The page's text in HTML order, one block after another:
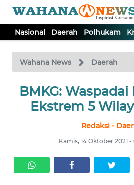
Nasional Daerah Polhukam
Wahana News Daerah
BMKG:
Ekstrem 5
Redaksi -
Kamis, 14 Oktober 2021
TV
Tutup
NASIONAL
KRIMINAL